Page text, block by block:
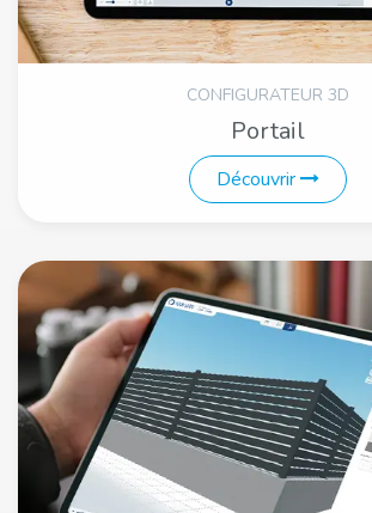
CONFIGURATEUR 3D
Portail
Découvrir